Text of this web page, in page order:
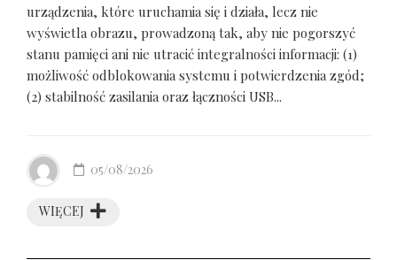
urządzenia, które uruchamia się i działa, lecz nie
wyświetla obrazu, prowadzoną tak, aby nie pogorszyć
stanu pamięci ani nie utracić integralności informacji: (1)
możliwość odblokowania systemu i potwierdzenia zgód;
(2) stabilność zasilania oraz łączności USB...
WIĘCEJ
05/08/2026